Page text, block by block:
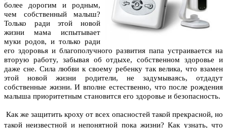
более дорогим и родным,
чем собственный малыш?
Только ради этой новой
жизни мама испытывает
муки родов, и только ради
его здоровья и благополучного развития папа устраивается на
вторую работу, забывая об отдыхе, собственном здоровье и
даже сне. Сила любви к своему ребенку так велика, что взамен
этой новой жизни родители, не задумываясь, отдадут
собственные жизни. И вполне естественно, что после рождения
малыша приоритетным становится его здоровье и безопасность.
Как же защитить кроху от всех опасностей такой прекрасной, но
такой неизвестной и непонятной пока жизни? Как узнать, что